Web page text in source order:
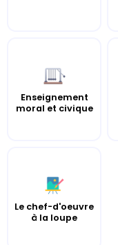
Enseignement
moral et civique
Le chef-d'oeuvre
à la loupe